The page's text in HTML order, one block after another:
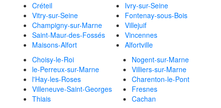
Créteil
Vitry-sur-Seine
Champigny-sur-Marne
Saint-Maur-des-Fossés
Maisons-Alfort
Ivry-sur-Seine
Fontenay-sous-Bois
Villejuif
Vincennes
Alfortville
Choisy-le-Roi
le-Perreux-sur-Marne
l'Hay-les-Roses
Villeneuve-Saint-Georges
Thiais
Nogent-sur-Marne
Villiers-sur-Marne
Charenton-le-Pont
Fresnes
Cachan